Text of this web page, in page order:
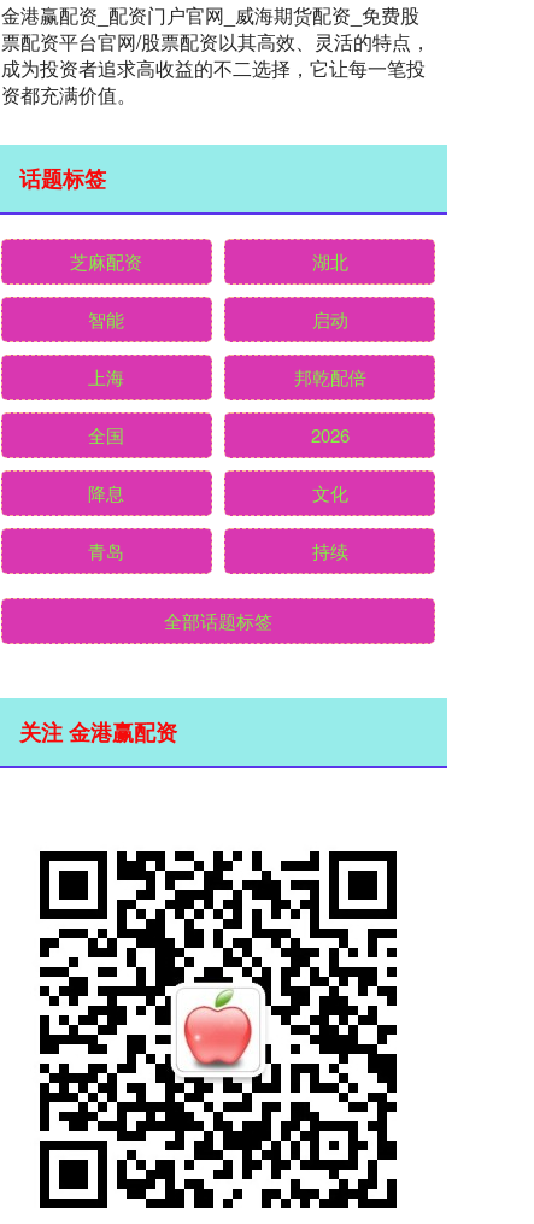
金港赢配资_配资门户官网_威海期货配资_免费股
票配资平台官网/股票配资以其高效、灵活的特点，
成为投资者追求高收益的不二选择，它让每一笔投
资都充满价值。
话题标签
芝麻配资 湖北
智能 启动
上海 邦乾配倍
全国 2026
降息 文化
青岛 持续
全部话题标签
关注 金港赢配资